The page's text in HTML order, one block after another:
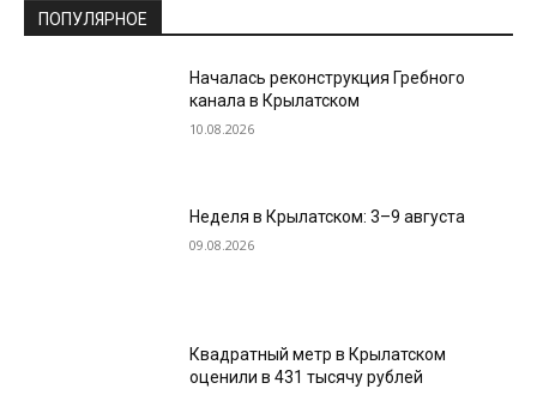
ПОПУЛЯРНОЕ
Началась реконструкция Гребного
канала в Крылатском
10.08.2026
Неделя в Крылатском: 3–9 августа
09.08.2026
Квадратный метр в Крылатском
оценили в 431 тысячу рублей